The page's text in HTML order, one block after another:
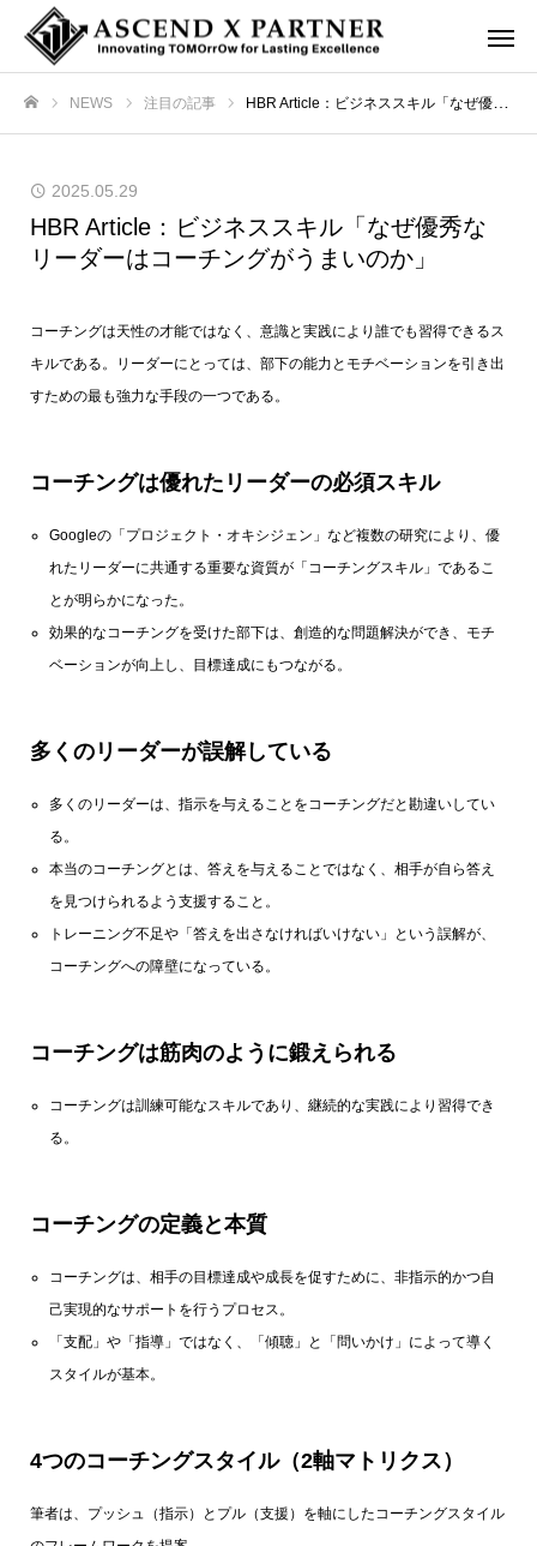
NEWS 注目の記事 HBR Article：ビジネススキル「なぜ優秀なリーダーはコーチングがうまいのか」
2025.05.29
HBR Article：ビジネススキル「なぜ優秀な
リーダーはコーチングがうまいのか」
コーチングは天性の才能ではなく、意識と実践により誰でも習得できるス
キルである。リーダーにとっては、部下の能力とモチベーションを引き出
すための最も強力な手段の一つである。
コーチングは優れたリーダーの必須スキル
Googleの「プロジェクト・オキシジェン」など複数の研究により、優
れたリーダーに共通する重要な資質が「コーチングスキル」であるこ
とが明らかになった。
効果的なコーチングを受けた部下は、創造的な問題解決ができ、モチ
ベーションが向上し、目標達成にもつながる。
多くのリーダーが誤解している
多くのリーダーは、指示を与えることをコーチングだと勘違いしてい
る。
本当のコーチングとは、答えを与えることではなく、相手が自ら答え
を見つけられるよう支援すること。
トレーニング不足や「答えを出さなければいけない」という誤解が、
コーチングへの障壁になっている。
コーチングは筋肉のように鍛えられる
コーチングは訓練可能なスキルであり、継続的な実践により習得でき
る。
コーチングの定義と本質
コーチングは、相手の目標達成や成長を促すために、非指示的かつ自
己実現的なサポートを行うプロセス。
「支配」や「指導」ではなく、「傾聴」と「問いかけ」によって導く
スタイルが基本。
4つのコーチングスタイル（2軸マトリクス）
筆者は、プッシュ（指示）とプル（支援）を軸にしたコーチングスタイル